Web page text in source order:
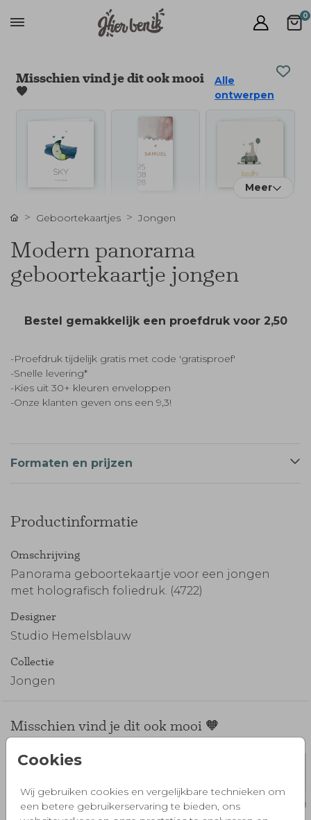
0
Cookies
Wij gebruiken cookies en vergelijkbare technieken om
een betere gebruikerservaring te bieden, ons
Misschien vind je dit ook mooi
🧡
Alle
ontwerpen
Meer
Geboortekaartjes Jongen
Modern panorama
geboortekaartje jongen
Bestel gemakkelijk een proefdruk voor 2,50
-Proefdruk tijdelijk gratis met code 'gratisproef'
-Snelle levering*
-Kies uit 30+ kleuren enveloppen
-Onze klanten geven ons een 9,3!
Formaten en prijzen
Productinformatie
Omschrijving
Panorama geboortekaartje voor een jongen
met holografisch foliedruk. (4722)
Designer
Studio Hemelsblauw
Collectie
Jongen
Misschien vind je dit ook mooi 🧡